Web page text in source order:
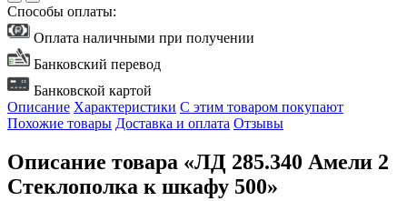
Способы оплаты:
Оплата наличными при получении
Банковский перевод
Банковской картой
Описание Характеристики С этим товаром покупают
Похожие товары Доставка и оплата Отзывы
Описание товара «ЛД 285.340 Амели 2
Стеклополка к шкафу 500»